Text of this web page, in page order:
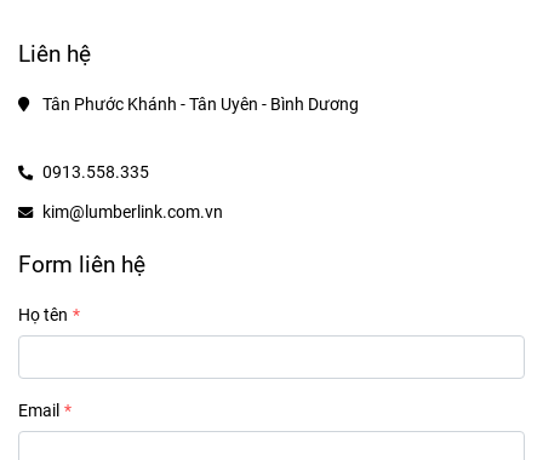
Liên hệ
Tân Phước Khánh - Tân Uyên - Bình Dương
0913.558.335
kim@lumberlink.com.vn
Form liên hệ
Họ tên
Email